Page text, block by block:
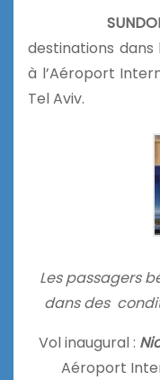
destinations dans
à l’Aéroport
Tel Aviv.
Les passagers
dans des
Vol inaugural :
Aéroport